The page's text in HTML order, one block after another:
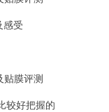
感受
较好把握的